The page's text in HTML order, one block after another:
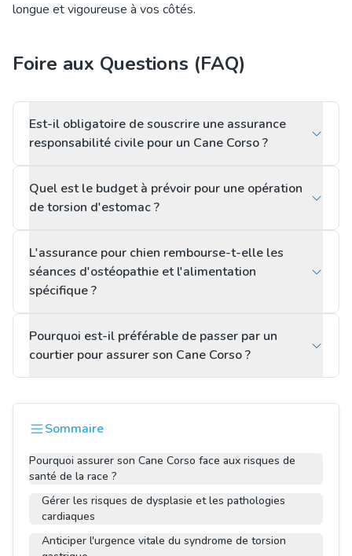
longue et vigoureuse à vos côtés.
Foire aux Questions (FAQ)
Est-il obligatoire de souscrire une assurance
responsabilité civile pour un Cane Corso ?
Quel est le budget à prévoir pour une opération
de torsion d'estomac ?
L'assurance pour chien rembourse-t-elle les
séances d'ostéopathie et l'alimentation
spécifique ?
Pourquoi est-il préférable de passer par un
courtier pour assurer son Cane Corso ?
Sommaire
Pourquoi assurer son Cane Corso face aux risques de
santé de la race ?
Gérer les risques de dysplasie et les pathologies
cardiaques
Anticiper l'urgence vitale du syndrome de torsion